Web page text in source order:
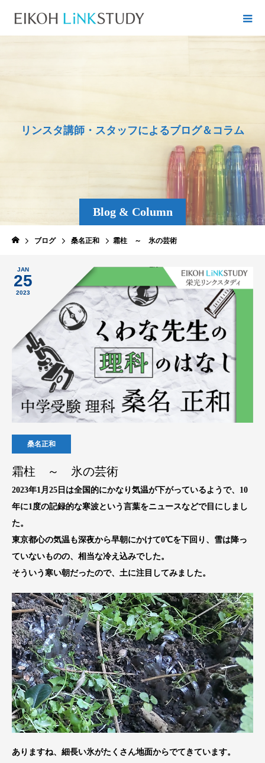
Blog & Column
リ ンスタ講師 ・ スタ ッ フによ るブログ＆ コ ラム
ブログ 桑名正和 霜柱 ～ 氷の芸術
JAN
25
2023
桑名正和
霜柱 ～ 氷の芸術
2023年1月25日は全国的にかなり気温が下がっているようで、10
年に1度の記録的な寒波という言葉をニュースなどで目にしまし
た。
東京都心の気温も深夜から早朝にかけて0℃を下回り、雪は降っ
ていないものの、相当な冷え込みでした。
そういう寒い朝だったので、土に注目してみました。
ありますね、細長い氷がたくさん地面からでてきています。